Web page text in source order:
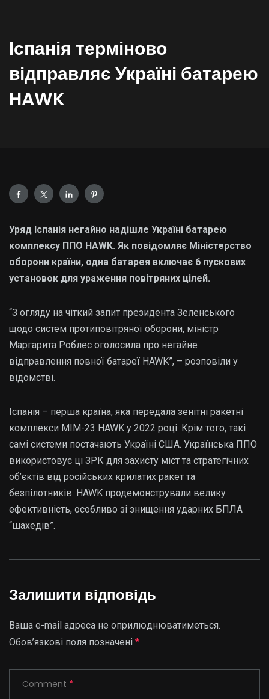
Іспанія терміново
відправляє Україні батарею
HAWK
Уряд Іспанія негайно надішле Україні батарею
комплексу ППО HAWK. Як повідомляє Міністерство
оборони країни, одна батарея включає 6 пускових
установок для ураження повітряних цілей.
“З огляду на чіткий запит президента Зеленського
щодо систем протиповітряної оборони, міністр
Маргарита Роблес оголосила про негайне
відправлення повної батареї HAWK”, – розповіли у
відомстві.
Іспанія – перша країна, яка передала зенітні ракетні
комплекси MIM-23 HAWK у 2022 році. Крім того, такі
самі системи постачають Україні США. Українська ППО
використовує ці ЗРК для захисту міст та стратегічних
об’єктів від російських крилатих ракет та
безпілотників. HAWK продемонстрували велику
ефективність, особливо зі знищення ударних БПЛА
“шахедів”.
Залишити відповідь
Ваша e-mail адреса не оприлюднюватиметься.
Обов’язкові поля позначені *
Comment *